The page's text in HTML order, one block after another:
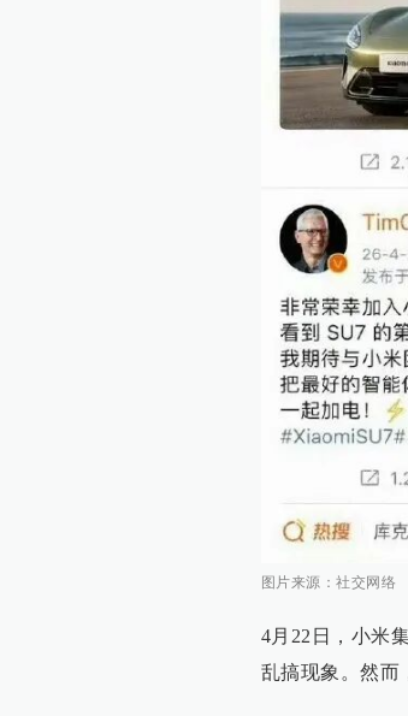
图片来源：社交网络
4月22日，小米
乱搞现象。然而